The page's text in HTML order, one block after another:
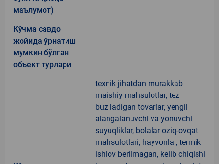
маълумот)
Кўчма савдо
жойида ўрнатиш
мумкин бўлган
объект турлари
texnik jihatdan murakkab
maishiy mahsulotlar, tez
buziladigan tovarlar, yengil
alangalanuvchi va yonuvchi
suyuqliklar, bolalar oziq-ovqat
mahsulotlari, hayvonlar, termik
ishlov berilmagan, kelib chiqishi